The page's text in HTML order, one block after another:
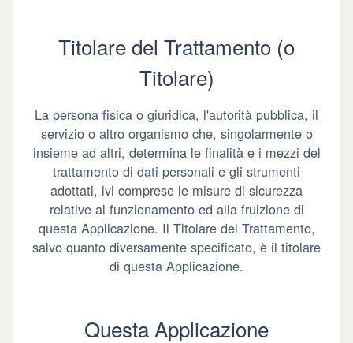
Titolare del Trattamento (o
Titolare)
La persona fisica o giuridica, l'autorità pubblica, il
servizio o altro organismo che, singolarmente o
insieme ad altri, determina le finalità e i mezzi del
trattamento di dati personali e gli strumenti
adottati, ivi comprese le misure di sicurezza
relative al funzionamento ed alla fruizione di
questa Applicazione. Il Titolare del Trattamento,
salvo quanto diversamente specificato, è il titolare
di questa Applicazione.
Questa Applicazione